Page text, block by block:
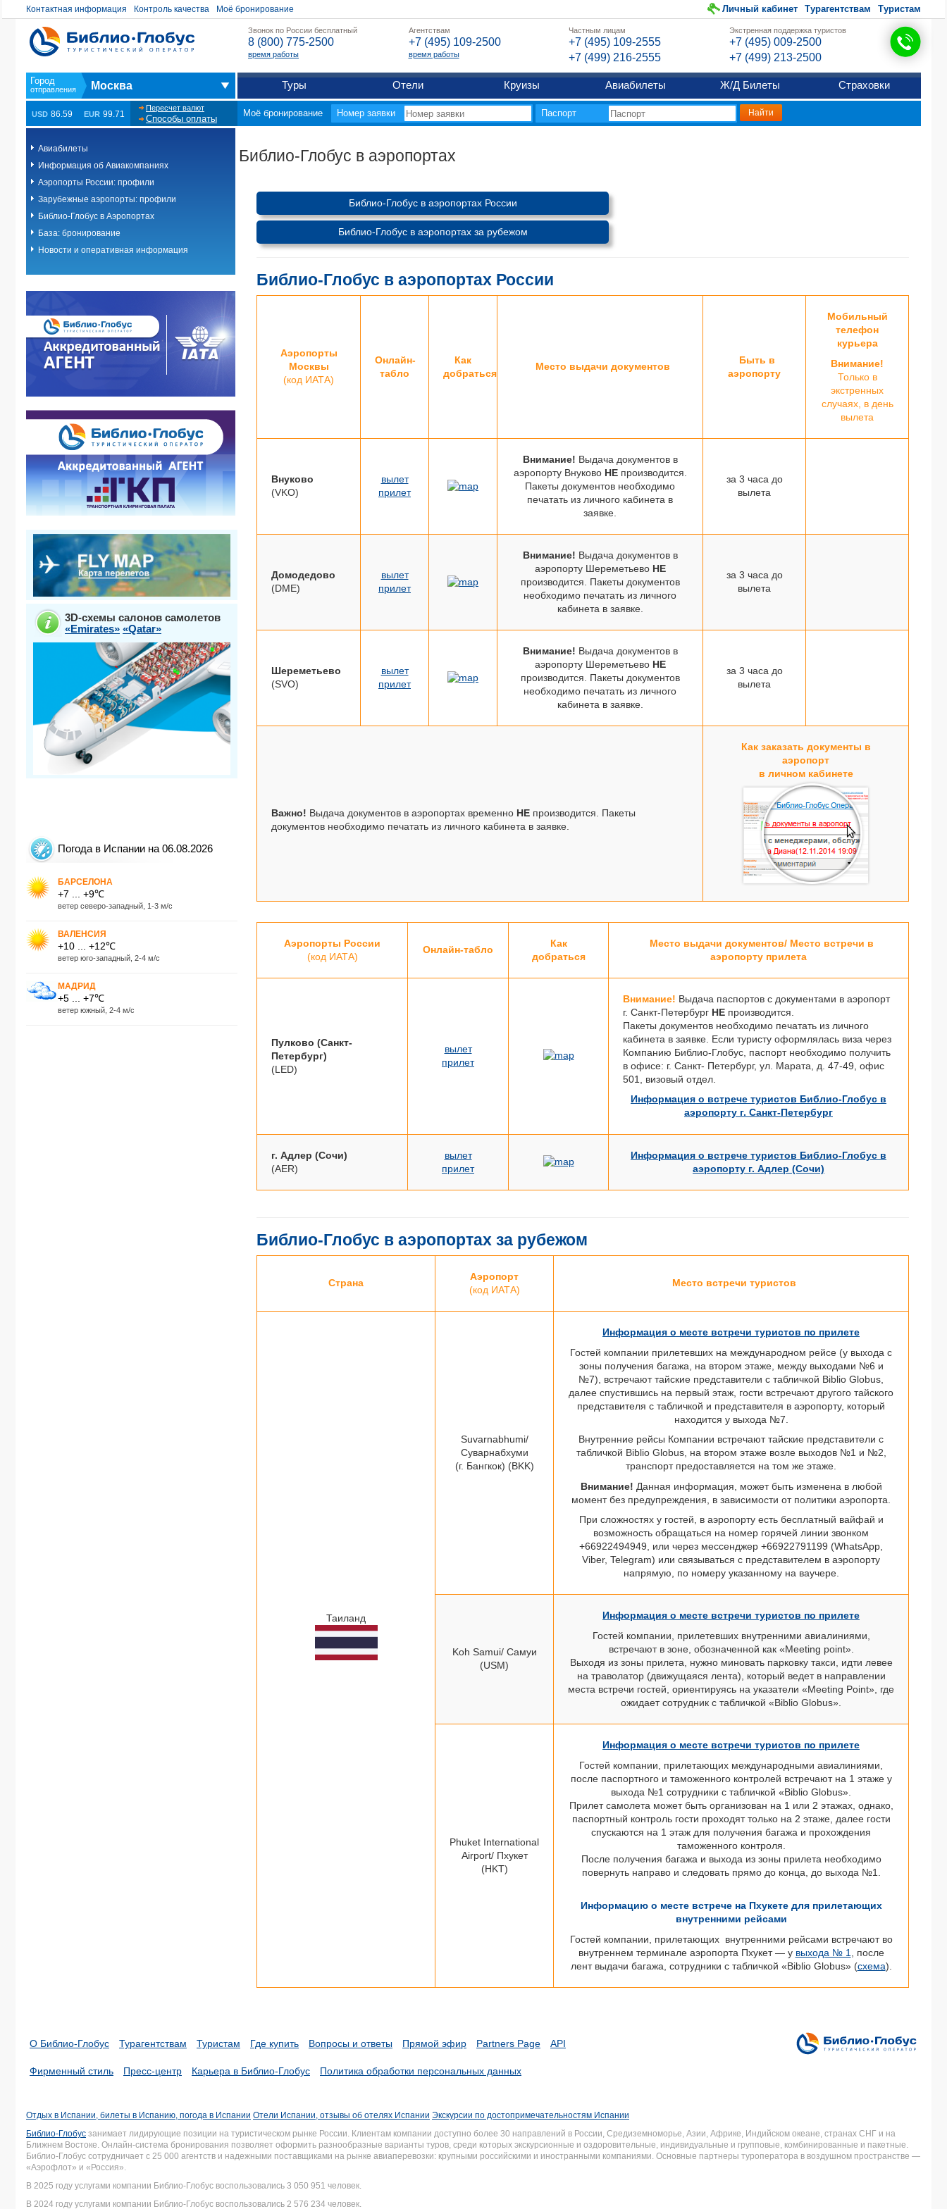
Контактная информация Контроль качества Моё бронирование Личный кабинет Турагентствам Туристам
Звонок по России бесплатный
8 (800) 775-2500
время работы
Агентствам
+7 (495) 109-2500
время работы
Частным лицам
+7 (495) 109-2555
+7 (499) 216-2555
Экстренная поддержка туристов
+7 (495) 009-2500
+7 (499) 213-2500
Москва Туры Отели Круизы Авиабилеты Ж/Д Билеты Страховки
USD 86.59 EUR 99.71
Пересчет валют
Способы оплаты
Моё бронирование Номер заявки Паспорт
Авиабилеты
Информация об Авиакомпаниях
Аэропорты России: профили
Зарубежные аэропорты: профили
Библио-Глобус в Аэропортах
База: бронирование
Новости и оперативная информация
3D-схемы салонов самолетов
«Emirates» «Qatar»
Погода в Испании на 06.08.2026
БАРСЕЛОНА
+7 ... +9℃
ветер северо-западный, 1-3 м/с
ВАЛЕНСИЯ
+10 ... +12℃
ветер юго-западный, 2-4 м/с
МАДРИД
+5 ... +7℃
ветер южный, 2-4 м/с
Библио-Глобус в аэропортах
Библио-Глобус в аэропортах России
Библио-Глобус в аэропортах за рубежом
Библио-Глобус в аэропортах России
Аэропорты
Москвы
(код ИАТА)
Онлайн-
табло
Как
добраться
Место выдачи документов
Быть в
аэропорту
Мобильный
телефон
курьера
Внимание!
Только в
экстренных
случаях, в день
вылета
Внуково
(VKO)
вылет
прилет
Внимание! Выдача документов в
аэропорту Внуково НЕпроизводится.
Пакеты документов необходимо
печатать из личного кабинета в
заявке.
за 3 часа до
вылета
Домодедово
(DME)
вылет
прилет
Внимание! Выдача документов в
аэропорту Шереметьево НЕ
производится. Пакеты документов
необходимо печатать из личного
кабинета в заявке.
за 3 часа до
вылета
Шереметьево
(SVO)
вылет
прилет
Внимание! Выдача документов в
аэропорту Шереметьево НЕ
производится. Пакеты документов
необходимо печатать из личного
кабинета в заявке.
за 3 часа до
вылета
Важно! Выдача документов в аэропортах временно НЕ производится. Пакеты
документов необходимо печатать из личного кабинета в заявке.
Как заказать документы в
аэропорт
в личном кабинете
Аэропорты России
(код ИАТА)
Онлайн-табло
Как
добраться
Место выдачи документов/ Место встречи в
аэропорту прилета
Пулково (Санкт-
Петербург)
(LED)
вылет
прилет
Внимание! Выдача паспортов с документами в аэропорт
г. Санкт-Петербург НЕ производится.
Пакеты документов необходимо печатать из личного
кабинета в заявке. Если туристу оформлялась виза через
Компанию Библио-Глобус, паспорт необходимо получить
в офисе: г. Санкт- Петербург, ул. Марата, д. 47-49, офис
501, визовый отдел.
Информация о встрече туристов Библио-Глобус в
аэропорту г. Санкт-Петербург
г. Адлер (Сочи)
(AER)
вылет
прилет
Информация о встрече туристов Библио-Глобус в
аэропорту г. Адлер (Сочи)
Библио-Глобус в аэропортах за рубежом
Страна
Аэропорт
(код ИАТА)
Место встречи туристов
Таиланд
Suvarnabhumi/
Суварнабхуми
(г. Бангкок) (BKK)
Информация о месте встречи туристов по прилете
Гостей компании прилетевших на международном рейсе (у выхода с
зоны получения багажа, на втором этаже, между выходами №6 и
№7), встречают тайские представители с табличкой Biblio Globus,
далее спустившись на первый этаж, гости встречают другого тайского
представителя с табличкой и представителя в аэропорту, который
находится у выхода №7.
Внутренние рейсы Компании встречают тайские представители с
табличкой Biblio Globus, на втором этаже возле выходов №1 и №2,
транспорт предоставляется на том же этаже.
Внимание! Данная информация, может быть изменена в любой
момент без предупреждения, в зависимости от политики аэропорта.
При сложностях у гостей, в аэропорту есть бесплатный вайфай и
возможность обращаться на номер горячей линии звонком
+66922494949, или через мессенджер +66922791199 (WhatsApp,
Viber, Telegram) или связываться с представителем в аэропорту
напрямую, по номеру указанному на ваучере.
Koh Samui/ Самуи
(USM)
Информация о месте встречи туристов по прилете
Гостей компании, прилетевших внутренними авиалиниями,
встречают в зоне, обозначенной как «Meeting point».
Выходя из зоны прилета, нужно миновать парковку такси, идти левее
на траволатор (движущаяся лента), который ведет в направлении
места встречи гостей, ориентируясь на указатели «Meeting Point», где
ожидает сотрудник с табличкой «Biblio Globus».
Phuket International
Airport/ Пхукет
(HKT)
Информация о месте встречи туристов по прилете
Гостей компании, прилетающих международными авиалиниями,
после паспортного и таможенного контролей встречают на 1 этаже у
выхода №1 сотрудники с табличкой «Biblio Globus».
Прилет самолета может быть организован на 1 или 2 этажах, однако,
паспортный контроль гости проходят только на 2 этаже, далее гости
спускаются на 1 этаж для получения багажа и прохождения
таможенного контроля.
После получения багажа и выхода из зоны прилета необходимо
повернуть направо и следовать прямо до конца, до выхода №1.
Информацию о месте встрече на Пхукете для прилетающих
внутренними рейсами
Гостей компании, прилетающих внутренними рейсами встречают во
внутреннем терминале аэропорта Пхукет — у выхода № 1
, после
лент выдачи багажа, сотрудники с табличкой «Biblio Globus» (схема).
О Библио-Глобус Турагентствам Туристам Где купить Вопросы и ответы Прямой эфир Partners Page API
Фирменный стиль Пресс-центр Карьера в Библио-Глобус Политика обработки персональных данных
Отдых в Испании, билеты в Испанию, погода в Испании Отели Испании, отзывы об отелях Испании Экскурсии по достопримечательностям Испании
Библио-Глобус занимает лидирующие позиции на туристическом рынке России. Клиентам компании доступно более 30 направлений в России, Средиземноморье, Азии, Африке, Индийском океане, странах СНГ и на
Ближнем Востоке. Онлайн-система бронирования позволяет оформить разнообразные варианты туров, среди которых экскурсионные и оздоровительные, индивидуальные и групповые, комбинированные и пакетные.
Библио-Глобус сотрудничает с 25 000 агентств и надежными поставщиками на рынке авиаперевозки: крупными российскими и иностранными компаниями. Основные партнеры туроператора в воздушном пространстве —
«Аэрофлот» и «Россия».
В 2025 году услугами компании Библио-Глобус воспользовались 3 050 951 человек.
В 2024 году услугами компании Библио-Глобус воспользовались 2 576 234 человек.